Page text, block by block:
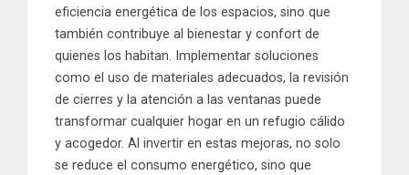
eficiencia energética de los espacios, sino que
también contribuye al bienestar y confort de
quienes los habitan. Implementar soluciones
como el uso de materiales adecuados, la revisión
de cierres y la atención a las ventanas puede
transformar cualquier hogar en un refugio cálido
y acogedor. Al invertir en estas mejoras, no solo
se reduce el consumo energético, sino que